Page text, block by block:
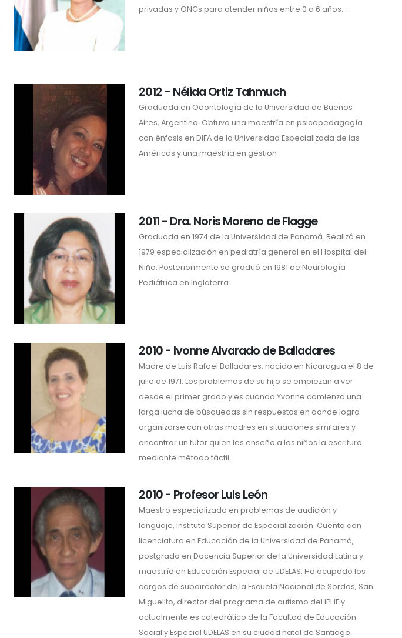
privadas y ONGs para atender niños entre 0 a 6 años...
2012 - Nélida Ortiz Tahmuch
Graduada en Odontología de la Universidad de Buenos
Aires, Argentina. Obtuvo una maestría en psicopedagogía
con énfasis en DIFA de la Universidad Especializada de las
Américas y una maestría en gestión
2011 - Dra. Noris Moreno de Flagge
Graduada en 1974 de la Universidad de Panamá. Realizó en
1979 especialización en pediatría general en el Hospital del
Niño. Posteriormente se graduó en 1981 de Neurología
Pediátrica en Inglaterra.
2010 - Ivonne Alvarado de Balladares
Madre de Luis Rafael Balladares, nacido en Nicaragua el 8 de
julio de 1971. Los problemas de su hijo se empiezan a ver
desde el primer grado y es cuando Yvonne comienza una
larga lucha de búsquedas sin respuestas en donde logra
organizarse con otras madres en situaciones similares y
encontrar un tutor quien les enseña a los niños la escritura
mediante método táctil.
2010 - Profesor Luis León
Maestro especializado en problemas de audición y
lenguaje, Instituto Superior de Especialización. Cuenta con
licenciatura en Educación de la Universidad de Panamá,
postgrado en Docencia Superior de la Universidad Latina y
maestría en Educación Especial de UDELAS. Ha ocupado los
cargos de subdirector de la Escuela Nacional de Sordos, San
Miguelito, director del programa de autismo del IPHE y
actualmente es catedrático de la Facultad de Educación
Social y Especial UDELAS en su ciudad natal de Santiago.